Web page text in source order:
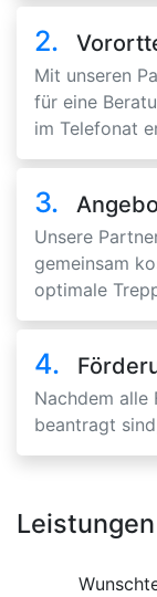
2.
Mit unseren
für eine
im Telefonat
3.
Unsere
gemeinsam
optimale
4.
Nachdem
beantragt